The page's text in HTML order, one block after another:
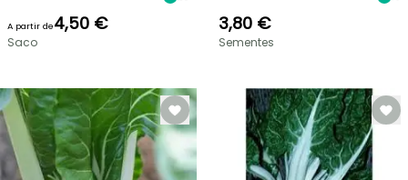
A partir de4,50 €
Saco
3,80 €
Sementes